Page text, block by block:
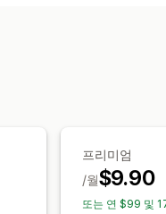
프리미엄
$9.90
/월
또는 연 $99 및